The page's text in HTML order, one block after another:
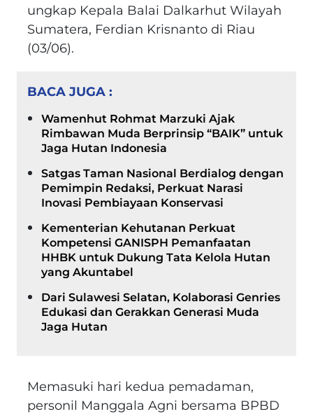
ungkap Kepala Balai Dalkarhut Wilayah
Sumatera, Ferdian Krisnanto di Riau
(03/06).
BACA JUGA :
Wamenhut Rohmat Marzuki Ajak
Rimbawan Muda Berprinsip “BAIK” untuk
Jaga Hutan Indonesia
Satgas Taman Nasional Berdialog dengan
Pemimpin Redaksi, Perkuat Narasi
Inovasi Pembiayaan Konservasi
Kementerian Kehutanan Perkuat
Kompetensi GANISPH Pemanfaatan
HHBK untuk Dukung Tata Kelola Hutan
yang Akuntabel
Dari Sulawesi Selatan, Kolaborasi Genries
Edukasi dan Gerakkan Generasi Muda
Jaga Hutan
Memasuki hari kedua pemadaman,
personil Manggala Agni bersama BPBD